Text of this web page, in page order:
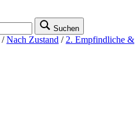
Suchen
/Nach Zustand / 2. Empfindliche &